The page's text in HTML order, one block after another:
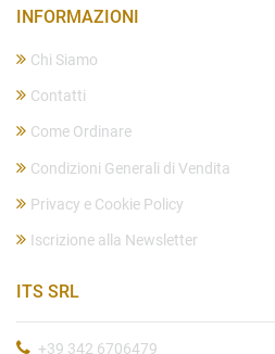
INFORMAZIONI
Chi Siamo
Contatti
Come Ordinare
Condizioni Generali di Vendita
Privacy e Cookie Policy
Iscrizione alla Newsletter
ITS SRL
+39 342 6706479